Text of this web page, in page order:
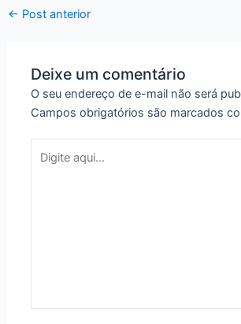
← Post anterior
Deixe um comentário
O seu endereço de e-mail não será
Campos obrigatórios são marcados
aqui...